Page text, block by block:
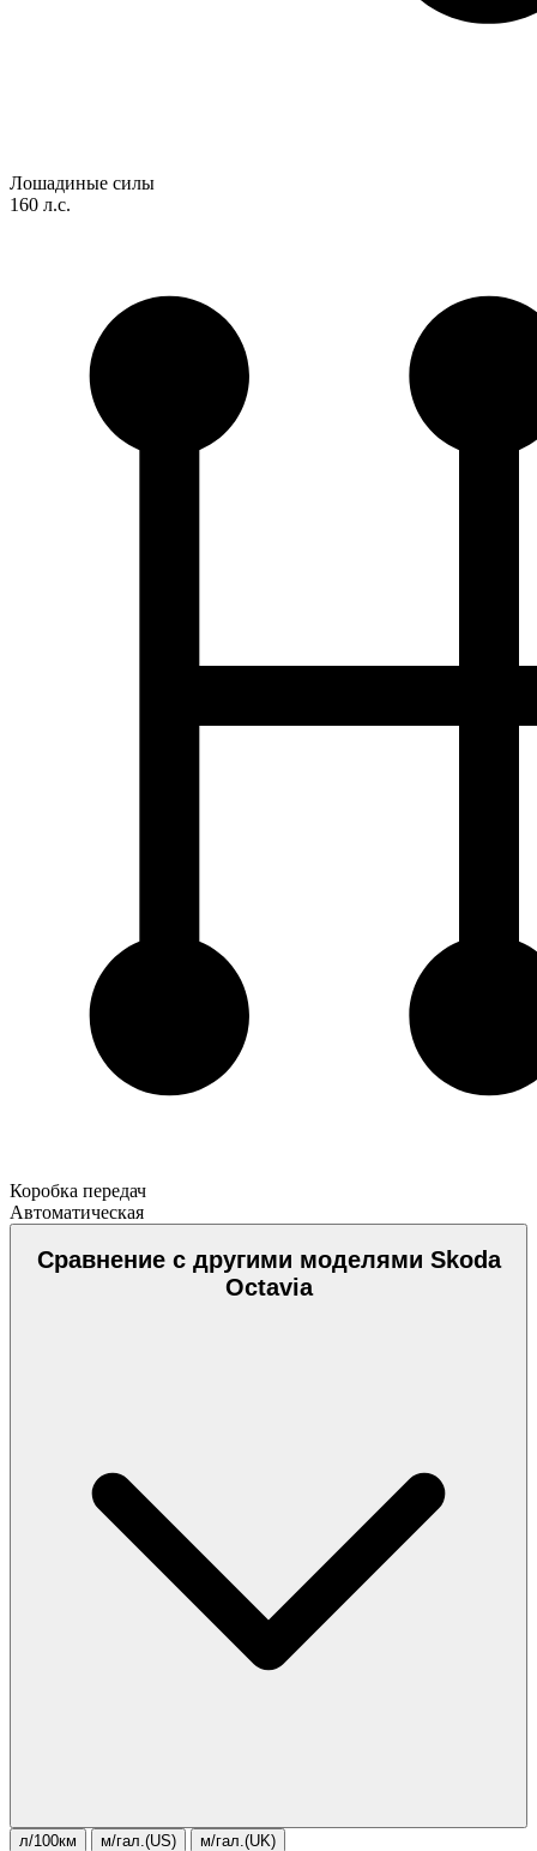
Лошадиные силы
160 л.с.
Коробка передач
Автоматическая
Сравнение с другими моделями Skoda
Octavia
л/100км м/гал.(US) м/гал.(UK)